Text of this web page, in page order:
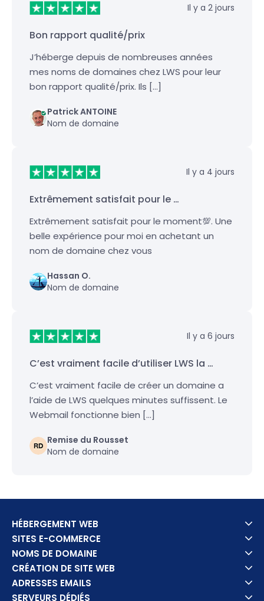
Il y a 2 jours
Bon rapport qualité/prix
J’héberge depuis de nombreuses années
mes noms de domaines chez LWS pour leur
bon rapport qualité/prix. Ils […]
Patrick ANTOINE
Nom de domaine
Il y a 4 jours
Extrêmement satisfait pour le …
Extrêmement satisfait pour le moment💯. Une
belle expérience pour moi en achetant un
nom de domaine chez vous
Hassan O.
Nom de domaine
Il y a 6 jours
C’est vraiment facile d’utiliser LWS la …
C’est vraiment facile de créer un domaine a
l’aide de LWS quelques minutes suffissent. Le
Webmail fonctionne bien […]
Remise du Rousset
Nom de domaine
HÉBERGEMENT WEB
SITES E-COMMERCE
NOMS DE DOMAINE
CRÉATION DE SITE WEB
ADRESSES EMAILS
SERVEURS DÉDIÉS